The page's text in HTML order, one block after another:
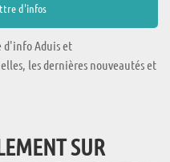
d'info Aduis et
les dernières nouveautés et
SUR